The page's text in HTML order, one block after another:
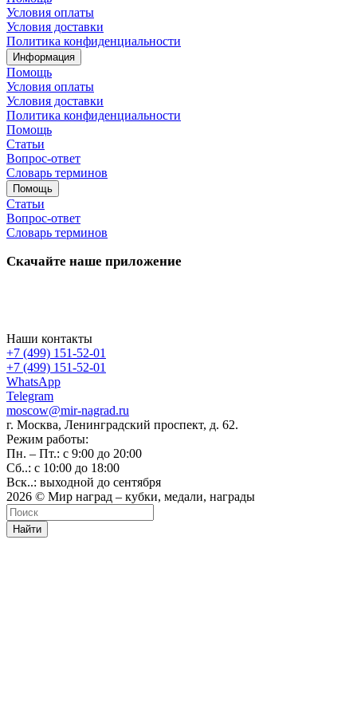
Условия оплаты
Условия доставки
Политика конфиденциальности
Информация
Помощь
Условия оплаты
Условия доставки
Политика конфиденциальности
Помощь
Статьи
Вопрос-ответ
Словарь терминов
Помощь
Статьи
Вопрос-ответ
Словарь терминов
Скачайте наше приложение
Наши контакты
+7 (499) 151-52-01
+7 (499) 151-52-01
WhatsApp
Telegram
moscow@mir-nagrad.ru
г. Москва, Ленинградский проспект, д. 62.
Режим работы:
Пн. – Пт.: с 9:00 до 20:00
Сб..: с 10:00 до 18:00
Вск..: выходной до сентября
2026 © Мир наград – кубки, медали, награды
Найти